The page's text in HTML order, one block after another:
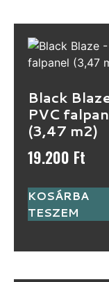
Black
PVC
(3,47 m2)
19.200 Ft
KOSÁRBA
TESZEM